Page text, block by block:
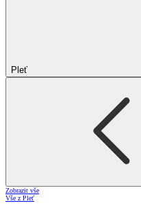
Pleť
Zobrazit vše
Vše z Pleť